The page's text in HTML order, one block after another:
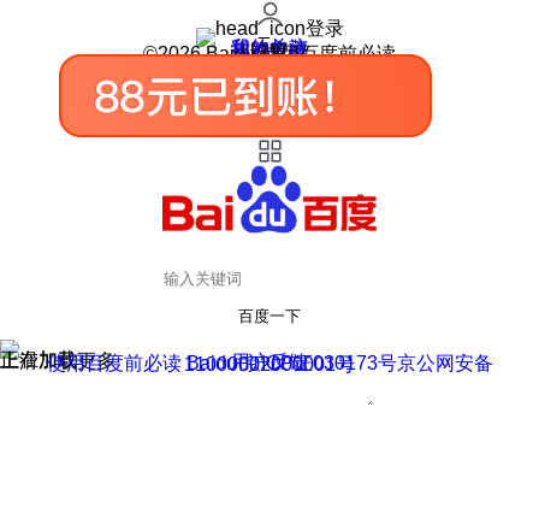
登录
我的关注
我的收藏
皮肤中心
用户反馈
设置
©2026 Baidu 使用百度前必读
百度一下
正在加载
上滑加载更多 用户反馈
使用百度前必读 Baidu 京ICP证030173号
京公网安备11000002000001号